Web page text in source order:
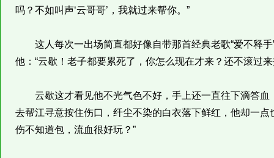
吗？不如叫声‘云哥哥’，我就过来帮你。”
这人每次一出场简直都好像自带那首经典老歌“爱不释手
他：“云歇！老子都要累死了，你怎么现在才来？还不滚过来
云歇这才看见他不光气色不好，手上还一直往下滴答血
去帮江寻意按住伤口，纤尘不染的白衣落下鲜红，他却一
伤不知道包，流血很好玩？”